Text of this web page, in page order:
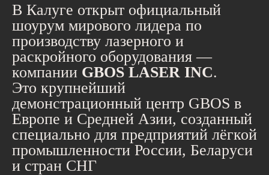
В Калуге открыт официальный
шоурум мирового лидера по
производству лазерного и
раскройного оборудования —
компании GBOS LASER INC.
Это крупнейший
демонстрационный центр GBOS в
Европе и Средней Азии, созданный
специально для предприятий лёгкой
промышленности России, Беларуси
и стран СНГ